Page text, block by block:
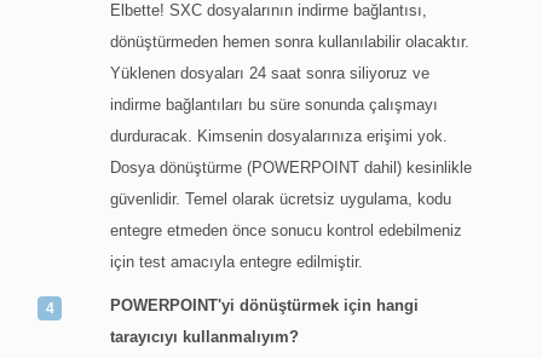
Elbette! SXC dosyalarının indirme bağlantısı,
dönüştürmeden hemen sonra kullanılabilir olacaktır.
Yüklenen dosyaları 24 saat sonra siliyoruz ve
indirme bağlantıları bu süre sonunda çalışmayı
durduracak. Kimsenin dosyalarınıza erişimi yok.
Dosya dönüştürme (POWERPOINT dahil) kesinlikle
güvenlidir. Temel olarak ücretsiz uygulama, kodu
entegre etmeden önce sonucu kontrol edebilmeniz
için test amacıyla entegre edilmiştir.
POWERPOINT'yi dönüştürmek için hangi
tarayıcıyı kullanmalıyım?